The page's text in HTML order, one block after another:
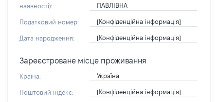
наявності):
ПАВЛІВНА
Податковий номер: [Конфіденційна інформація]
Дата народження: [Конфіденційна інформація]
Зареєстроване місце проживання
Країна: Україна
Поштовий індекс: [Конфіденційна інформація]